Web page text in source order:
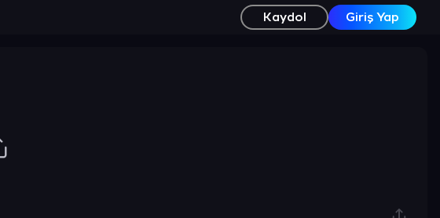
Kaydol Giriş Yap